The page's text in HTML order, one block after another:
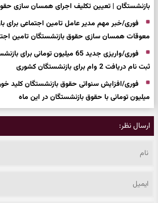
بازنشستگان | تعیین تکلیف اجرای همسان سازی
فوری/خبر مهم مدیر عامل تامین اجتماعی برای
معوقات همسان سازی حقوق بازنشستگان تامین
فوری/واریزی جدید 65 میلیون تومانی
ثبت نام دریافت 2 وام برای بازنشستگان کشوری
میلیون تومانی با حقوق بازنشستگان در این ماه
ارسال نظر: